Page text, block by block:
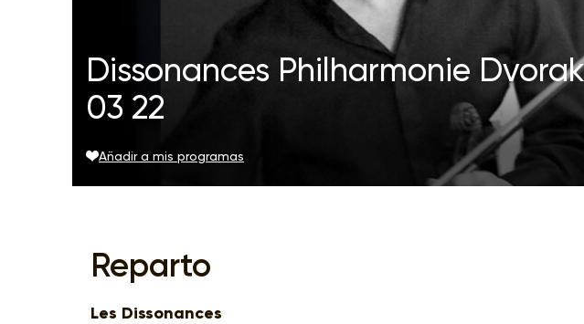
Dissonances Philharmonie
03 22
Añadir a mis programas
Reparto
Les Dissonances